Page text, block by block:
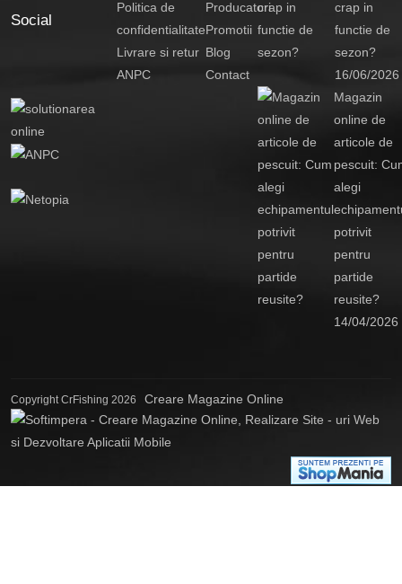
Social
Politica de
confidentialitate
Livrare si retur
ANPC
Producatori
Promotii
Blog
Contact
crap in
functie de
sezon?
16/06/2026
Magazin
online de
articole de
pescuit:
alegi
potrivit
pentru
partide
reusite?
14/04/2026
Copyright CrFishing 2026 Creare Magazine Online